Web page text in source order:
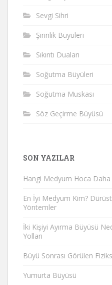
Sevgi Sihri
Şirinlik Büyüleri
Sıkıntı Duaları
Soğutma Büyüleri
Soğutma Muskası
Söz Geçirme Büyüsü
SON YAZILAR
Hangi Medyum Hoca Daha
En İyi Medyum Kim?
Yöntemler
İki Kişiyi Ayırma Büyüsü
Yolları
Büyü Sonrası Görülen
Yumurta Büyüsü